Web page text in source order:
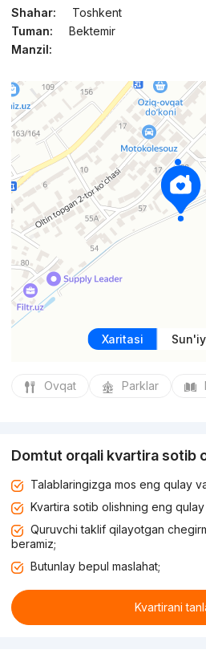
Shahar:
Toshkent
Tuman:
Bektemir
Manzil:
Xaritasi
Ovqat Parklar
Domtut orqali kvartira sotib
Talablaringizga mos eng qulay
Kvartira sotib olishning eng
Quruvchi taklif qilayotgan
beramiz;
Butunlay bepul maslahat;
Kvartirani